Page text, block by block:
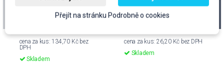
tekuté mýdlo, 5L
cena za kus: 134,70 Kč bez
DPH
Skladem
ISOLDA krém na ruce
Šalvěj s biotinem,
cena za kus: 26,20 Kč bez DPH
Skladem
Přejít na stránku Podrobně o cookies